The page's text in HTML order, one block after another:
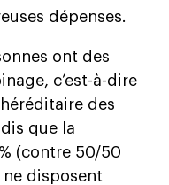
dépenses.
ont des
c’est-à-dire
des
que la
(contre 50/50
disposent